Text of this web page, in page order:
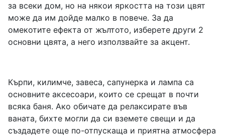
за всеки дом, но на някои яркостта на този цвят
може да им дойде малко в повече. За да
омекотите ефекта от жълтото, изберете други 2
основни цвята, а него използвайте за акцент.
Кърпи, килимче, завеса, сапунерка и лампа са
основните аксесоари, които се срещат в почти
всяка баня. Ако обичате да релаксирате във
ваната, бихте могли да си вземете свещи и да
създадете още по-отпускаща и приятна атмосфера